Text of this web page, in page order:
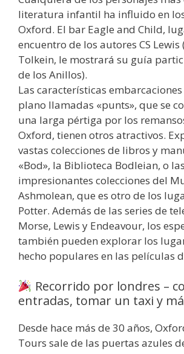
literatura infantil ha influido en
Oxford. El bar Eagle and Child,
encuentro de los autores CS Lewis
Tolkein, le mostrará su guía
de los Anillos).
Las características
plano llamadas «punts», que se
una larga pértiga por los
Oxford, tienen otros atractivos.
vastas colecciones de libros y
«Bod», la Biblioteca Bodleian, o las
impresionantes colecciones del
Ashmolean, que es otro de los
Potter. Además de las series de
Morse, Lewis y Endeavour, los
también pueden explorar los
hecho populares en las películas
Recorrido por londres –
entradas, tomar un taxi y
Desde hace más de 30 años,
Tours sale de las puertas azules